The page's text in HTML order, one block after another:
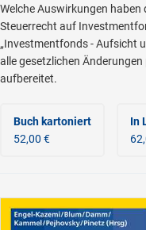
Welche Auswirkungen
Steuerrecht auf
„Investmentfonds - Aufsicht
alle gesetzlichen
aufbereitet.
Buch kartoniert
52,00 €
In